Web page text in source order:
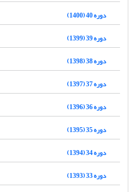
دوره 40 (1400)
دوره 39 (1399)
دوره 38 (1398)
دوره 37 (1397)
دوره 36 (1396)
دوره 35 (1395)
دوره 34 (1394)
دوره 33 (1393)